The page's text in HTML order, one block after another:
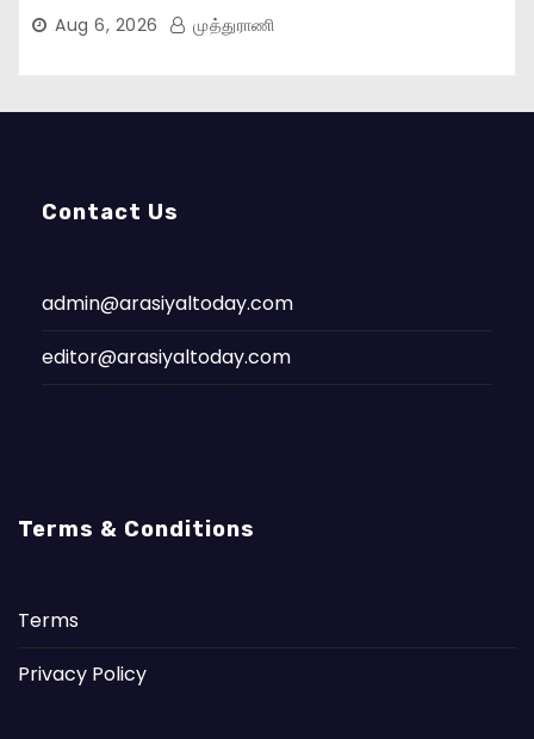
Aug 6, 2026 முத்துராணி
Contact Us
admin@arasiyaltoday.com
editor@arasiyaltoday.com
Terms & Conditions
Terms
Privacy Policy